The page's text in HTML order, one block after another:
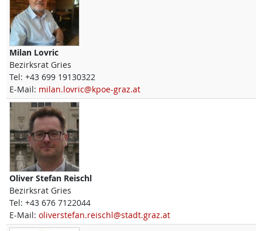
Milan Lovric
Bezirksrat Gries
Tel: +43 699 19130322
E-Mail: milan.lovric@kpoe-graz.at
Oliver Stefan Reischl
Bezirksrat Gries
Tel: +43 676 7122044
E-Mail: oliverstefan.reischl@stadt.graz.at